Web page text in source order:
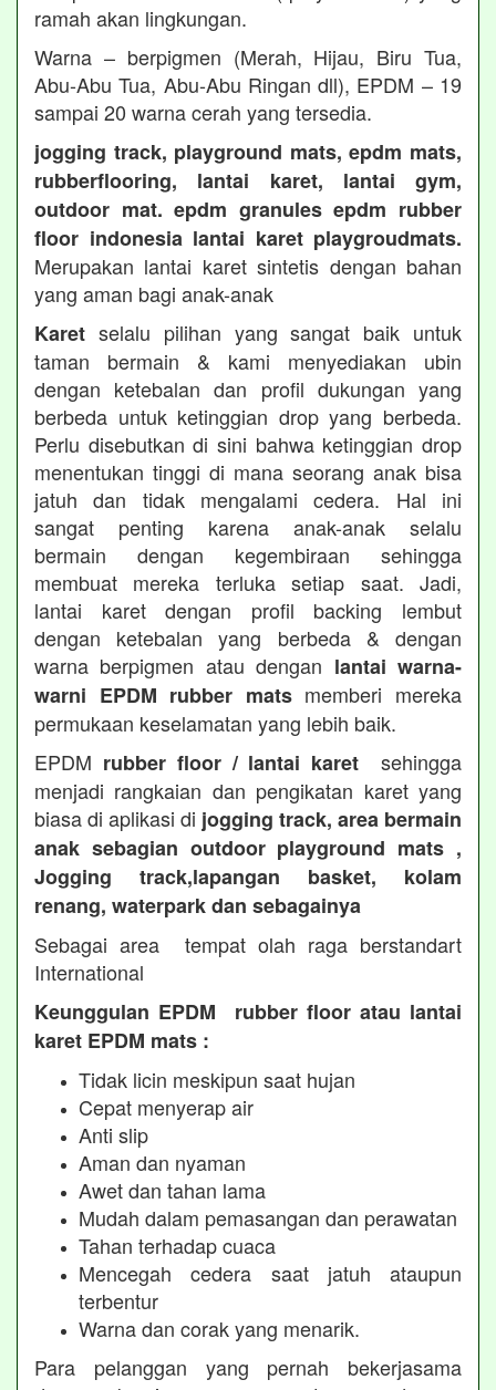
ramah akan lingkungan.
Warna – berpigmen (Merah, Hijau, Biru Tua,
Abu-Abu Tua, Abu-Abu Ringan dll), EPDM – 19
sampai 20 warna cerah yang tersedia.
jogging track, playground mats, epdm mats,
rubberflooring, lantai karet, lantai gym,
outdoor mat. epdm granules epdm rubber
floor indonesia lantai karet playgroudmats.
Merupakan lantai karet sintetis dengan bahan
yang aman bagi anak-anak
Karet selalu pilihan yang sangat baik untuk
taman bermain & kami menyediakan ubin
dengan ketebalan dan profil dukungan yang
berbeda untuk ketinggian drop yang berbeda.
Perlu disebutkan di sini bahwa ketinggian drop
menentukan tinggi di mana seorang anak bisa
jatuh dan tidak mengalami cedera. Hal ini
sangat penting karena anak-anak selalu
bermain dengan kegembiraan sehingga
membuat mereka terluka setiap saat. Jadi,
lantai karet dengan profil backing lembut
dengan ketebalan yang berbeda & dengan
warna berpigmen atau dengan lantai warna-
warni EPDM rubber matsmemberi mereka
permukaan keselamatan yang lebih baik.
EPDM rubber floor / lantai karet sehingga
menjadi rangkaian dan pengikatan karet yang
biasa di aplikasi di jogging track, area bermain
anak sebagian outdoor playground mats ,
Jogging track,lapangan basket, kolam
renang, waterpark dan sebagainya
Sebagai area tempat olah raga berstandart
International
Keunggulan EPDM rubber floor atau lantai
karet EPDM mats :
Tidak licin meskipun saat hujan
Cepat menyerap air
Anti slip
Aman dan nyaman
Awet dan tahan lama
Mudah dalam pemasangan dan perawatan
Tahan terhadap cuaca
Mencegah cedera saat jatuh ataupun
terbentur
Warna dan corak yang menarik.
Para pelanggan yang pernah bekerjasama